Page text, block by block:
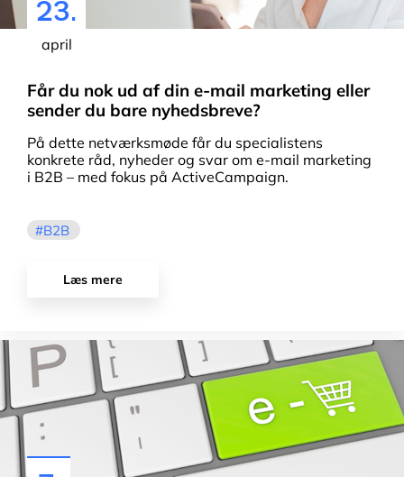
23.
april
Får du nok ud af din e-mail marketing eller
sender du bare nyhedsbreve?
På dette netværksmøde får du specialistens
konkrete råd, nyheder og svar om e-mail marketing
i B2B – med fokus på ActiveCampaign.
B2B
Læs mere